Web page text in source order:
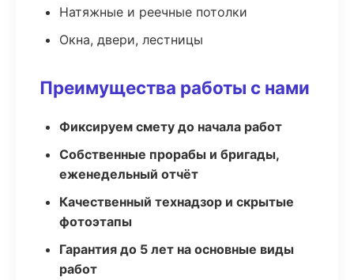
Натяжные и реечные потолки
Окна, двери, лестницы
Преимущества работы с нами
Фиксируем смету до начала работ
Собственные прорабы и бригады,
еженедельный отчёт
Качественный технадзор и скрытые
фотоэтапы
Гарантия до 5 лет на основные виды
работ